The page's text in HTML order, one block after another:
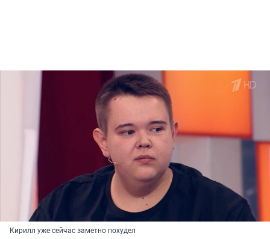
Кирилл уже сейчас заметно похудел